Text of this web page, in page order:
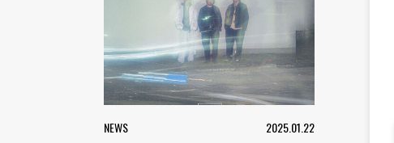
NEWS 2025.01.22